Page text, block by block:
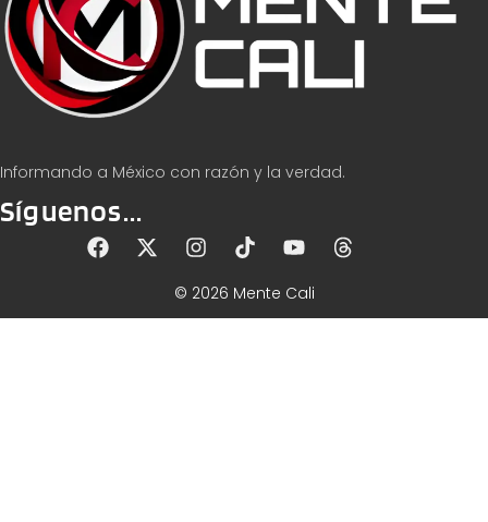
Informando a México con razón y la verdad.
Síguenos...
© 2026 Mente Cali